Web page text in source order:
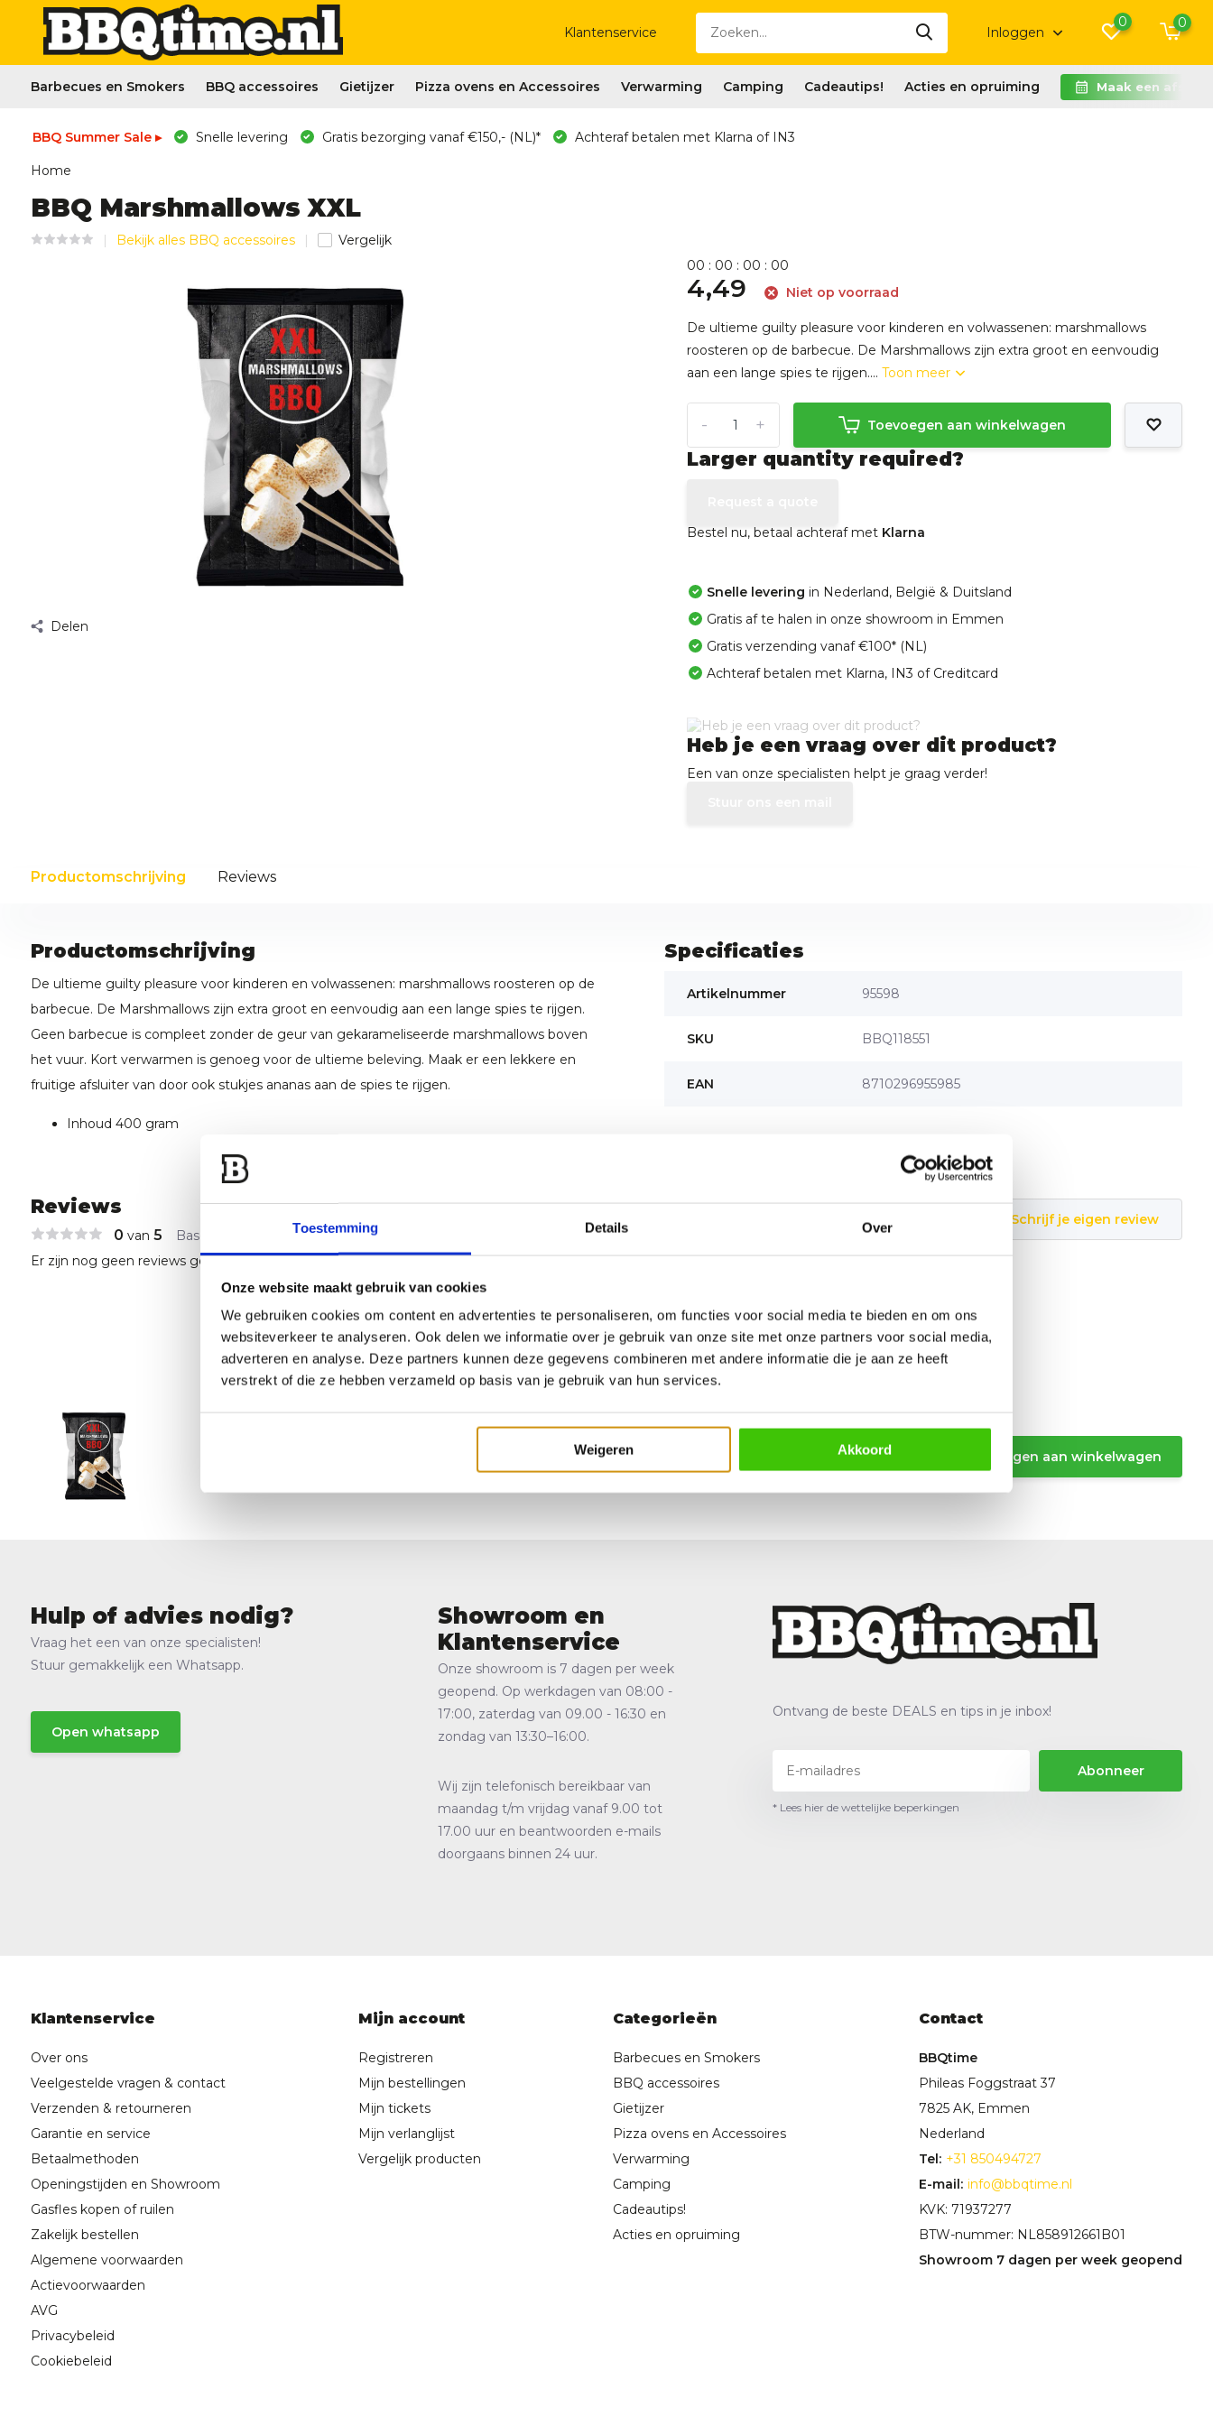
Toestemming Details Over
Onze website maakt gebruik van cookies
We gebruiken cookies om content en advertenties te personaliseren, om functies voor social media te bieden en om ons
websiteverkeer te analyseren. Ook delen we informatie over je gebruik van onze site met onze partners voor social media,
adverteren en analyse. Deze partners kunnen deze gegevens combineren met andere informatie die je aan ze heeft
verstrekt of die ze hebben verzameld op basis van je gebruik van hun services.
Weigeren Akkoord
Klantenservice Inloggen
0 0
Barbecues en Smokers BBQ accessoires Gietijzer Pizza ovens en Accessoires Verwarming Camping Cadeautips! Acties en opruiming Maak een
BBQ Summer Sale ▸ Snelle levering Gratis bezorging vanaf €150,- (NL)* Achteraf betalen met Klarna of IN3
Home
BBQ Marshmallows XXL
Bekijk alles BBQ accessoires Vergelijk
Delen
00 : 00 : 00 : 00
4,49 Niet op voorraad
De ultieme guilty pleasure voor kinderen en volwassenen: marshmallows
roosteren op de barbecue. De Marshmallows zijn extra groot en eenvoudig
aan een lange spies te rijgen....Toon meer
+
- Toevoegen aan winkelwagen
Larger quantity required?
Bestel nu, betaal achteraf met Klarna
Snelle levering in Nederland, België & Duitsland
Gratis af te halen in onze showroom in Emmen
Gratis verzending vanaf €100* (NL)
Achteraf betalen met Klarna, IN3 of Creditcard
Heb je een vraag over dit product?
Een van onze specialisten helpt je graag verder!
Productomschrijving Reviews
Productomschrijving
De ultieme guilty pleasure voor kinderen en volwassenen: marshmallows roosteren op de
barbecue. De Marshmallows zijn extra groot en eenvoudig aan een lange spies te rijgen.
Geen barbecue is compleet zonder de geur van gekarameliseerde marshmallows boven
het vuur. Kort verwarmen is genoeg voor de ultieme beleving. Maak er een lekkere en
fruitige afsluiter van door ook stukjes ananas aan de spies te rijgen.
Inhoud 400 gram
Specificaties
Artikelnummer 95598
SKU BBQ118551
EAN 8710296955985
Reviews
0 van 5 Based on 0 reviews
Schrijf je eigen review
Er zijn nog geen reviews geschreven over dit product..
BBQ Marshmallows XXL Toevoegen aan winkelwagen
Hulp of advies nodig?
Vraag het een van onze specialisten!
Stuur gemakkelijk een Whatsapp.
Open whatsapp
Showroom en
Klantenservice
Onze showroom is 7 dagen per week
geopend. Op werkdagen van 08:00 -
17:00, zaterdag van 09.00 - 16:30 en
zondag van 13:30–16:00.
Wij zijn telefonisch bereikbaar van
maandag t/m vrijdag vanaf 9.00 tot
17.00 uur en beantwoorden e-mails
doorgaans binnen 24 uur.
Ontvang de beste DEALS en tips in je inbox!
Abonneer
* Lees hier de wettelijke beperkingen
Klantenservice
Over ons
Veelgestelde vragen & contact
Verzenden & retourneren
Garantie en service
Betaalmethoden
Openingstijden en Showroom
Gasfles kopen of ruilen
Zakelijk bestellen
Algemene voorwaarden
Actievoorwaarden
AVG
Privacybeleid
Cookiebeleid
Mijn account
Registreren
Mijn bestellingen
Mijn tickets
Mijn verlanglijst
Vergelijk producten
Categorieën
Barbecues en Smokers
BBQ accessoires
Gietijzer
Pizza ovens en Accessoires
Verwarming
Camping
Cadeautips!
Acties en opruiming
Contact
BBQtime
Phileas Foggstraat 37
7825 AK, Emmen
Nederland
Tel: +31 850494727
E-mail: info@bbqtime.nl
KVK: 71937277
BTW-nummer: NL858912661B01
Showroom 7 dagen per week geopend